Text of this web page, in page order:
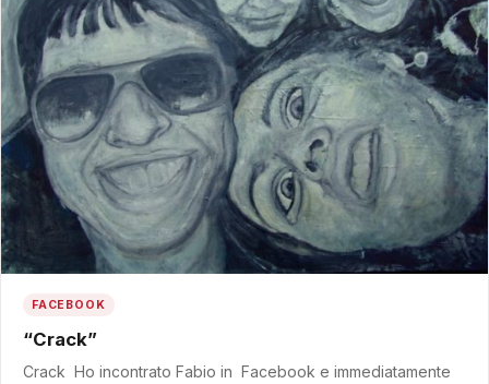
FACEBOOK
“Crack”
Crack Ho incontrato Fabio in Facebook e immediatamente